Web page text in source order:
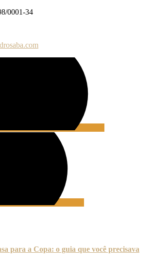
0001-34
para a Copa: o guia que você precisava